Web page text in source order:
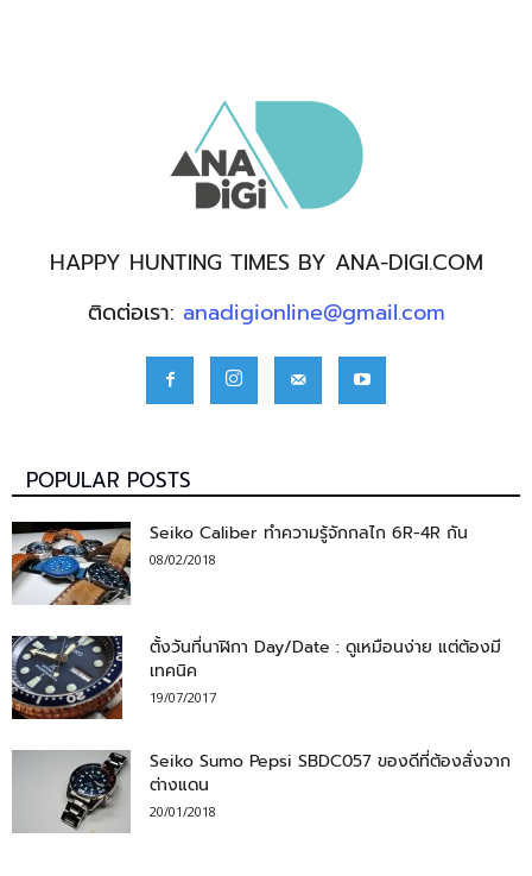
HAPPY HUNTING TIMES BY ANA-DIGI.COM
ติดต่อเรา: anadigionline@gmail.com
POPULAR POSTS
Seiko Caliber ทำความรู้จักกลไก 6R-4R กัน
08/02/2018
ตั้งวันที่นาฬิกา Day/Date : ดูเหมือนง่าย แต่ต้องมี
เทคนิค
19/07/2017
Seiko Sumo Pepsi SBDC057 ของดีที่ต้องสั่งจาก
ต่างแดน
20/01/2018